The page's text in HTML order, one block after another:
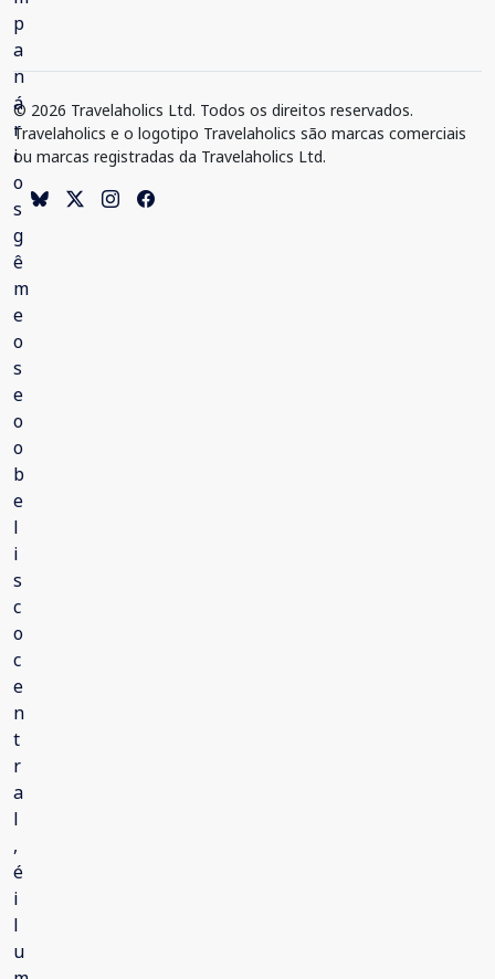
© 2026 Travelaholics Ltd. Todos os direitos reservados.
Travelaholics e o logotipo Travelaholics são marcas comerciais
ou marcas registradas da Travelaholics Ltd.